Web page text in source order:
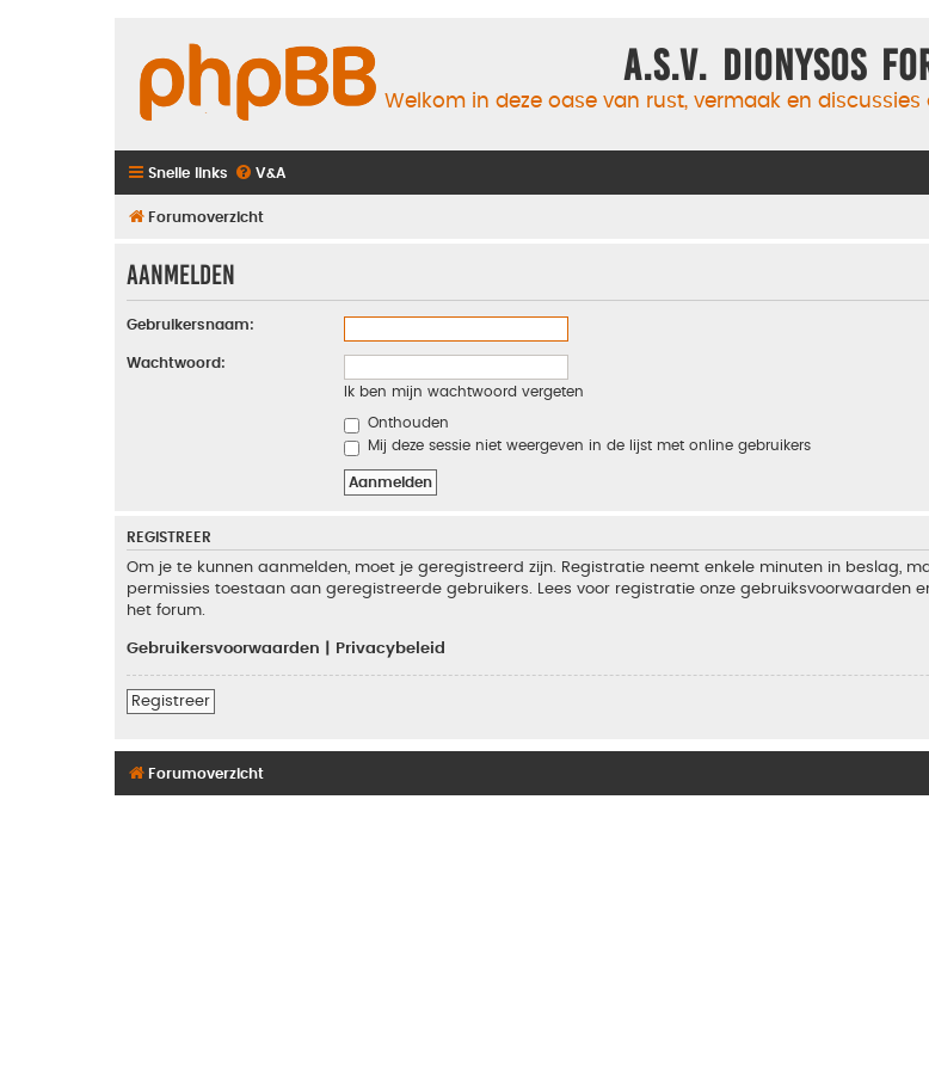
A.S.V. Dionysos
Welkom in deze oase van rust, vermaak en
Snelle links V&A
Forumoverzicht
Aanmelden
Gebruikersnaam:
Wachtwoord:
Ik ben mijn wachtwoord vergeten
Onthouden
Mij deze sessie niet weergeven in de lijst met online gebruikers
REGISTREER
Om je te kunnen aanmelden, moet je geregistreerd zijn. Registratie neemt enkele minuten in beslag,
permissies toestaan aan geregistreerde gebruikers. Lees voor registratie onze gebruiksvoorwaarden
het forum.
Gebruikersvoorwaarden Privacybeleid
Registreer
Forumoverzicht